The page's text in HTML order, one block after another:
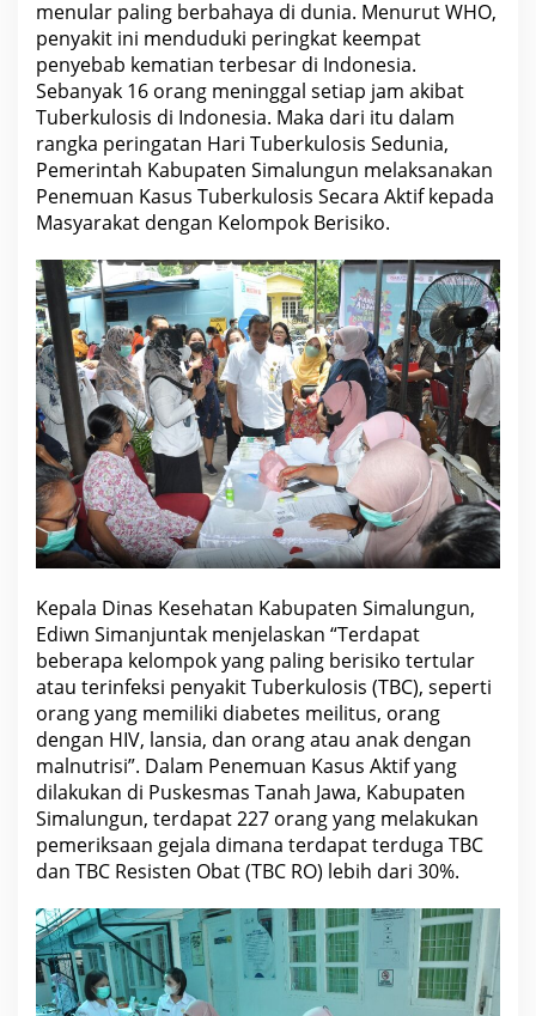
d
a
p
e
r
l
u
a
k
u
t
k
a
r
n
a
s
u
d
a
a
a
o
b
a
t
y
a
d
a
n
g
r
a
t
i
s
“
menular paling berbahaya di dunia. Menurut WHO,
penyakit ini menduduki peringkat keempat
penyebab kematian terbesar di Indonesia.
Sebanyak 16 orang meninggal setiap jam akibat
Tuberkulosis di Indonesia. Maka dari itu dalam
rangka peringatan Hari Tuberkulosis Sedunia,
Pemerintah Kabupaten Simalungun melaksanakan
Penemuan Kasus Tuberkulosis Secara Aktif kepada
Masyarakat dengan Kelompok Berisiko.
Kepala Dinas Kesehatan Kabupaten Simalungun,
Ediwn Simanjuntak menjelaskan “Terdapat
beberapa kelompok yang paling berisiko tertular
atau terinfeksi penyakit Tuberkulosis (TBC), seperti
orang yang memiliki diabetes meilitus, orang
dengan HIV, lansia, dan orang atau anak dengan
malnutrisi”. Dalam Penemuan Kasus Aktif yang
dilakukan di Puskesmas Tanah Jawa, Kabupaten
Simalungun, terdapat 227 orang yang melakukan
pemeriksaan gejala dimana terdapat terduga TBC
dan TBC Resisten Obat (TBC RO) lebih dari 30%.